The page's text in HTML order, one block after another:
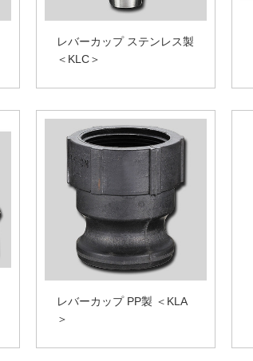
レバーカップ ステンレス製
＜KLC＞
レバーカップ PP製 ＜KLA
＞